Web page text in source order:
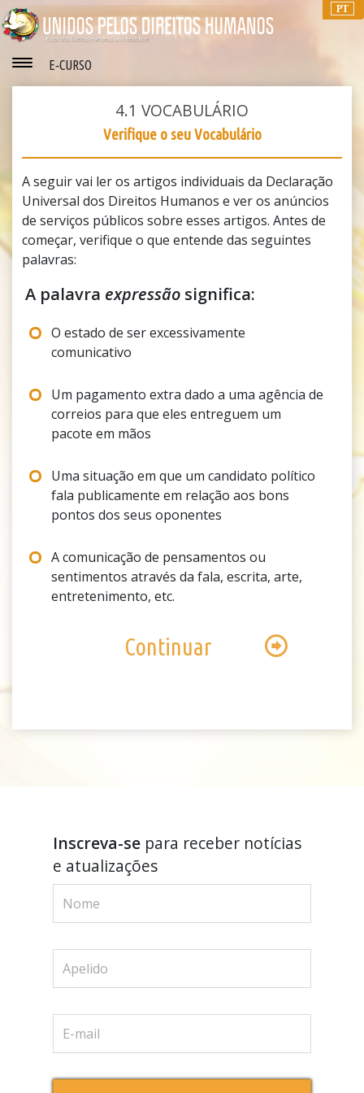
PT
E‑CURSO
4.1 VOCABULÁRIO
Verifique o seu Vocabulário
A seguir vai ler os artigos individuais da Declaração
Universal dos Direitos Humanos e ver os anúncios
de serviços públicos sobre esses artigos. Antes de
começar, verifique o que entende das seguintes
palavras:
A palavra expressão significa:
O estado de ser excessivamente
comunicativo
Um pagamento extra dado a uma agência de
correios para que eles entreguem um
pacote em mãos
Uma situação em que um candidato político
fala publicamente em relação aos bons
pontos dos seus oponentes
A comunicação de pensamentos ou
sentimentos através da fala, escrita, arte,
entretenimento, etc.
Continuar
Inscreva-separa receber notícias
e atualizações